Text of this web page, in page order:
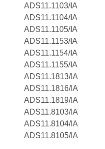
ADS11.1103/IA
ADS11.1104/IA
ADS11.1105/IA
ADS11.1153/IA
ADS11.1154/IA
ADS11.1155/IA
ADS11.1813/IA
ADS11.1816/IA
ADS11.1819/IA
ADS11.8103/IA
ADS11.8104/IA
ADS11.8105/IA